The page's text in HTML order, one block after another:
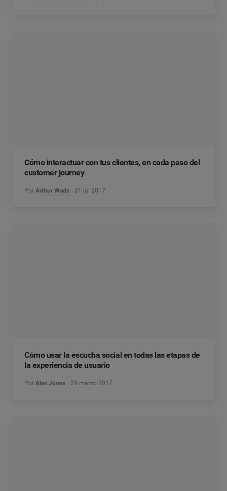
Cómo interactuar con tus clientes, en cada paso del
customer journey
Por Arthur Wade 31 jul 2017
Cómo usar la escucha social en todas las etapas de
la experiencia de usuario
Por Alex Jones 29 marzo 2017